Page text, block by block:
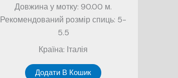
Довжина у мотку: 90.00 м.
Рекомендований розмір спиць: 5-
5.5
Країна: Італія
Додати В Кошик